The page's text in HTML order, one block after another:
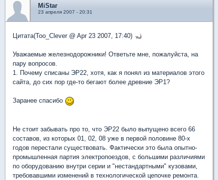
MiStar
23 апреля 2007 - 20:31
Цитата(Too_Clever @ Apr 23 2007, 17:40)
Уважаемые железнодорожники! Ответьте мне, пожалуйста, на
пару вопросов.
1. Почему списаны ЭР22, хотя, как я понял из материалов этого
сайта, до сих пор где-то бегают более древние ЭР1?
Заранее спасибо
Не стоит забывать про то, что ЭР22 было выпущено всего 66
составов, из которых 01, 02, 08 уже в первой половине 80-х
годов перестали существовать. Фактически это была опытно-
промышленная партия электропоездов, с большими различиями
по оборудованию внутри серии и "нестандартными" кузовами,
требовавшими изменений в технологической цепочке ремонта.